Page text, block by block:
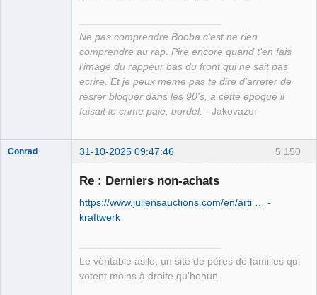
Ne pas comprendre Booba c'est ne rien
comprendre au rap. Pire encore quand t'en fais
l'image du rappeur bas du front qui ne sait pas
ecrire. Et je peux meme pas te dire d'arreter de
resrer bloquer dans les 90's, a cette epoque il
faisait le crime paie, bordel. - Jakovazor
5 150
Conrad 31-10-2025 09:47:46
Re : Derniers non-achats
https://www.juliensauctions.com/en/arti … -
kraftwerk
Le véritable asile, un site de pères de familles qui
votent moins à droite qu'hohun.